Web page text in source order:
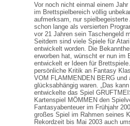
Vor noch nicht einmal einem
im Brettspielbereich völlig
aufmerksam, nur
schon lange als versierten
vor 21 Jahren sein Taschengeld
Seitdem sind viele Spiele für
entwickelt worden. Die
erworben hat, wünscht er nun im
entwickelt er Ideen für
persönliche Kritik an Fantasy
VOM FLAMMENDEN BERG
glücksabhängig waren. „Das
entwickelte das Spiel
Kartenspiel MÖMMEN den
Fantasyabenteuer im Frühjahr
großes Spiel im Rahmen seines
Rekordzeit bis Mai 2003 auch